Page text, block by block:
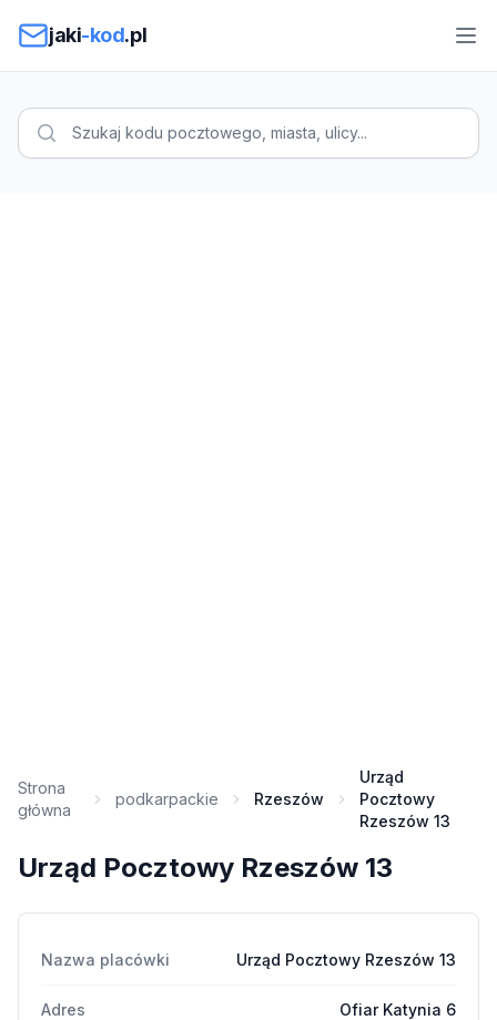
jaki-kod.pl
Strona
główna
podkarpackie Rzeszów
Urząd
Pocztowy
Rzeszów 13
Urząd Pocztowy Rzeszów 13
Nazwa placówki Urząd Pocztowy Rzeszów 13
Adres Ofiar Katynia 6